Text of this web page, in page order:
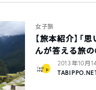
女子旅
【旅本紹介】「
んが答える旅
2013年10月